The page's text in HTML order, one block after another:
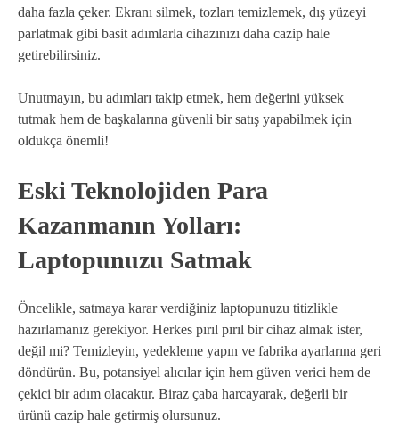
daha fazla çeker. Ekranı silmek, tozları temizlemek, dış yüzeyi
parlatmak gibi basit adımlarla cihazınızı daha cazip hale
getirebilirsiniz.
Unutmayın, bu adımları takip etmek, hem değerini yüksek
tutmak hem de başkalarına güvenli bir satış yapabilmek için
oldukça önemli!
Eski Teknolojiden Para
Kazanmanın Yolları:
Laptopunuzu Satmak
Öncelikle, satmaya karar verdiğiniz laptopunuzu titizlikle
hazırlamanız gerekiyor. Herkes pırıl pırıl bir cihaz almak ister,
değil mi? Temizleyin, yedekleme yapın ve fabrika ayarlarına geri
döndürün. Bu, potansiyel alıcılar için hem güven verici hem de
çekici bir adım olacaktır. Biraz çaba harcayarak, değerli bir
ürünü cazip hale getirmiş olursunuz.